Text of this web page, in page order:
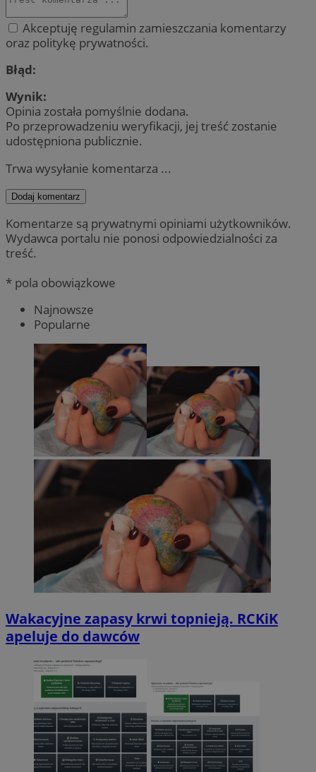
Akceptuję regulamin zamieszczania komentarzy
oraz politykę prywatności.
Błąd:
Wynik:
Opinia została pomyślnie dodana.
Po przeprowadzeniu weryfikacji, jej treść zostanie
udostępniona publicznie.
Trwa wysyłanie komentarza ...
Dodaj komentarz
Komentarze są prywatnymi opiniami użytkowników.
Wydawca portalu nie ponosi odpowiedzialności za
treść.
* pola obowiązkowe
Najnowsze
Popularne
Wakacyjne zapasy krwi topnieją. RCKiK
apeluje do dawców